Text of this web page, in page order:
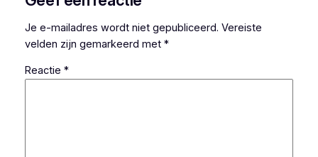
Je e-mailadres wordt niet gepubliceerd. Vereiste
velden zijn gemarkeerd met *
Reactie *